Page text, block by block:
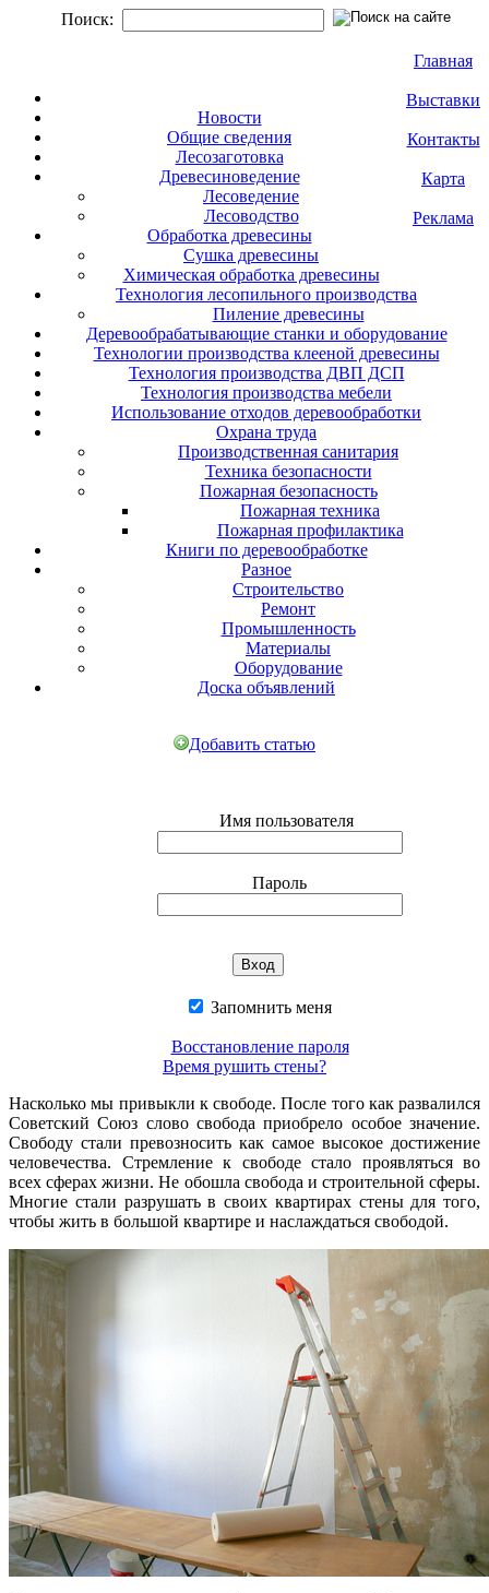
Поиск:
Главная
Выставки
Контакты
Карта
Реклама
Новости
Общие сведения
Лесозаготовка
Древесиноведение
Лесоведение
Лесоводство
Обработка древесины
Сушка древесины
Химическая обработка древесины
Технология лесопильного производства
Пиление древесины
Деревообрабатывающие станки и оборудование
Технологии производства клееной древесины
Технология производства ДВП ДСП
Технология производства мебели
Использование отходов деревообработки
Охрана труда
Производственная санитария
Техника безопасности
Пожарная безопасность
Пожарная техника
Пожарная профилактика
Книги по деревообработке
Разное
Строительство
Ремонт
Промышленность
Материалы
Оборудование
Доска объявлений
Добавить статью
Имя пользователя
Пароль
Запомнить меня
Восстановление пароля
Время рушить стены?
Насколько мы привыкли к свободе. После того как развалился
Советский Союз слово свобода приобрело особое значение.
Свободу стали превозносить как самое высокое достижение
человечества. Стремление к свободе стало проявляться во
всех сферах жизни. Не обошла свобода и строительной сферы.
Многие стали разрушать в своих квартирах стены для того,
чтобы жить в большой квартире и наслаждаться свободой.